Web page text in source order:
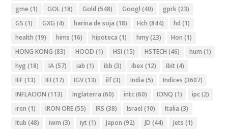
gme (1) GOL(18) Gold (548) Googl (40) gprk(23)
GS (1) GXG (4) harina de soja (18) Hch (844) hd (1)
health (19) hims (16) hipoteca (1) hmy(23) Hon (1)
HONG KONG (83) HOOD (1) HSI (15) HSTECH (46) hum (1)
hyg (18) IA(57) iab (1) ibb (3) ibex (12) ibit (4)
IEF(13) IEI (17) IGV(13) ilf(3) India (5) Indices (3607)
INFLACION (113) Inglaterra (60) intc(60) IONQ (1) ipc(2)
iren (1) IRON ORE(55) IRS (38) Israel (10) Italia (3)
Itub (48) iwm (3) iyt (1) Japon (92) JD (44) Jets (1)